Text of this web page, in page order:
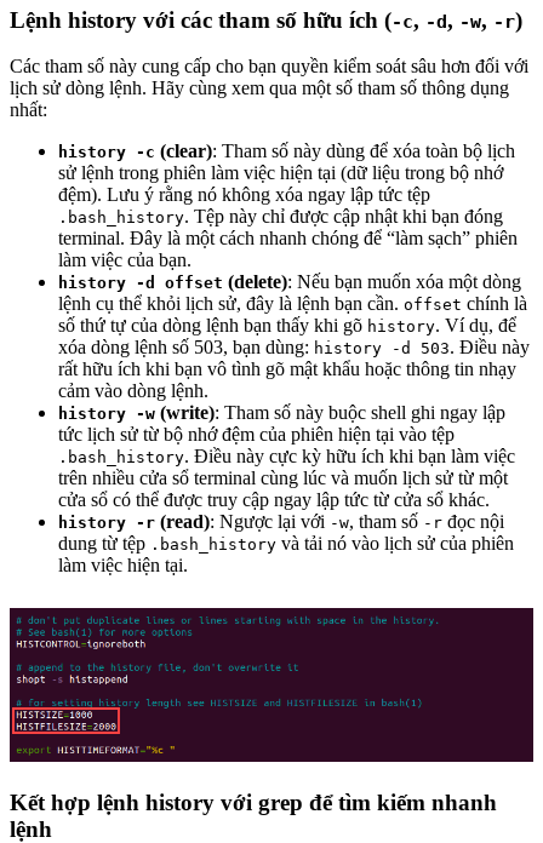
Lệnh history với các tham số hữu ích (-c, -d, -w, -r)
Các tham số này cung cấp cho bạn quyền kiểm soát sâu hơn đối với
lịch sử dòng lệnh. Hãy cùng xem qua một số tham số thông dụng
nhất:
history -c (clear): Tham số này dùng để xóa toàn bộ lịch
sử lệnh trong phiên làm việc hiện tại (dữ liệu trong bộ nhớ
đệm). Lưu ý rằng nó không xóa ngay lập tức tệp
.bash_history. Tệp này chỉ được cập nhật khi bạn đóng
terminal. Đây là một cách nhanh chóng để “làm sạch” phiên
làm việc của bạn.
history -d offset (delete): Nếu bạn muốn xóa một dòng
lệnh cụ thể khỏi lịch sử, đây là lệnh bạn cần. offset chính là
số thứ tự của dòng lệnh bạn thấy khi gõ history. Ví dụ, để
xóa dòng lệnh số 503, bạn dùng: history -d 503. Điều này
rất hữu ích khi bạn vô tình gõ mật khẩu hoặc thông tin nhạy
cảm vào dòng lệnh.
history -w (write): Tham số này buộc shell ghi ngay lập
tức lịch sử từ bộ nhớ đệm của phiên hiện tại vào tệp
.bash_history. Điều này cực kỳ hữu ích khi bạn làm việc
trên nhiều cửa sổ terminal cùng lúc và muốn lịch sử từ một
cửa sổ có thể được truy cập ngay lập tức từ cửa sổ khác.
history -r (read): Ngược lại với -w, tham số -r đọc nội
dung từ tệp .bash_history và tải nó vào lịch sử của phiên
làm việc hiện tại.
Kết hợp lệnh history với grep để tìm kiếm nhanh
lệnh